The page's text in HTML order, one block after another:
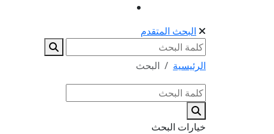
البحث المتقدم
الرئيسية البحث
خيارات البحث